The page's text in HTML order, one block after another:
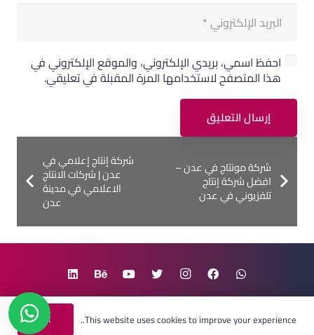
احفظ اسمي، بريدي الإلكتروني، والموقع الإلكتروني في
هذا المتصفح لاستخدامها المرة المقبلة في تعليقي.
إرسال التعليق
شركة إنتاج إعلامي في
عدن | شركات الانتاج
الاعلامي في مدينة
عدن
شركة مونتاج في عدن –
افضل شركة إنتاج
تلفزيوني في عدن
الحقوق محفوظة©شركة موشن برو2020
فريق متحمس لخدمتك على مدار الساعة ...
لا تتردد في التواصل معنا في أي وقت
مرحبا بك في عالم المحترفين
This website uses cookies to improve your experience..
Ok